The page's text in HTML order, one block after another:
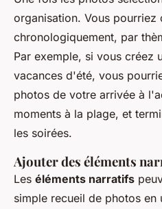
organisation. Vous pourriez
chronologiquement, par
Par exemple, si vous créez
vacances d'été, vous
photos de votre arrivée à
moments à la plage, et
les soirées.
Ajouter des éléments
Les éléments narratifs
simple recueil de photos en